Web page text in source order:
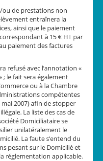
ou de prestations non
entraînera la
ainsi que le paiement
à 15 € HT par
paiement des factures
refusé avec l’annotation «
; le fait sera également
ou à la Chambre
compétentes
mai 2007) afin de stopper
La liste des cas de
Domiciliataire se
unilatéralement le
La faute s’entend du
pesant sur le Domicilié et
réglementation applicable.